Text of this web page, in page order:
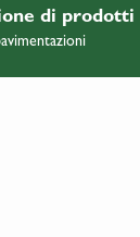
di prodotti